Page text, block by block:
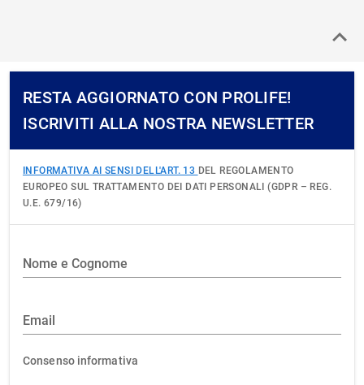
RESTA AGGIORNATO CON PROLIFE!
ISCRIVITI ALLA NOSTRA NEWSLETTER
INFORMATIVA AI SENSI DELL'ART. 13 DEL REGOLAMENTO
EUROPEO SUL TRATTAMENTO DEI DATI PERSONALI (GDPR – REG.
U.E. 679/16)
Nome e Cognome
Email
Consenso informativa